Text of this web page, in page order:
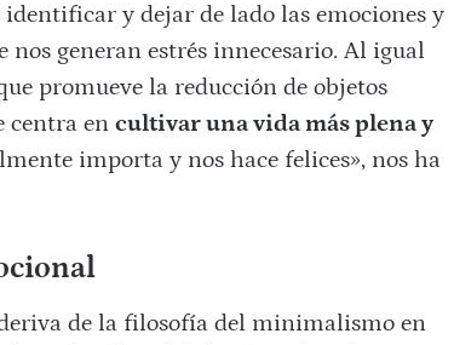
y dejar de lado las emociones y
generan estrés innecesario. Al igual
promueve la reducción de objetos
centra en cultivar una vida más plena y
importa y nos hace felices», nos ha
de la filosofía del minimalismo en